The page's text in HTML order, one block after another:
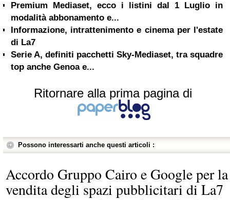
Premium Mediaset, ecco i listini dal 1 Luglio in
modalità abbonamento e...
Informazione, intrattenimento e cinema per l'estate
di La7
Serie A, definiti pacchetti Sky-Mediaset, tra squadre
top anche Genoa e...
Ritornare alla prima pagina di
Possono interessarti anche questi articoli :
Accordo Gruppo Cairo e Google per la
vendita degli spazi pubblicitari di La7